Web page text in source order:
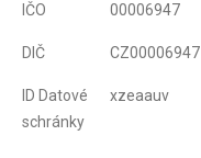
IČO 00006947
DIČ CZ00006947
ID Datové
schránky
xzeaauv